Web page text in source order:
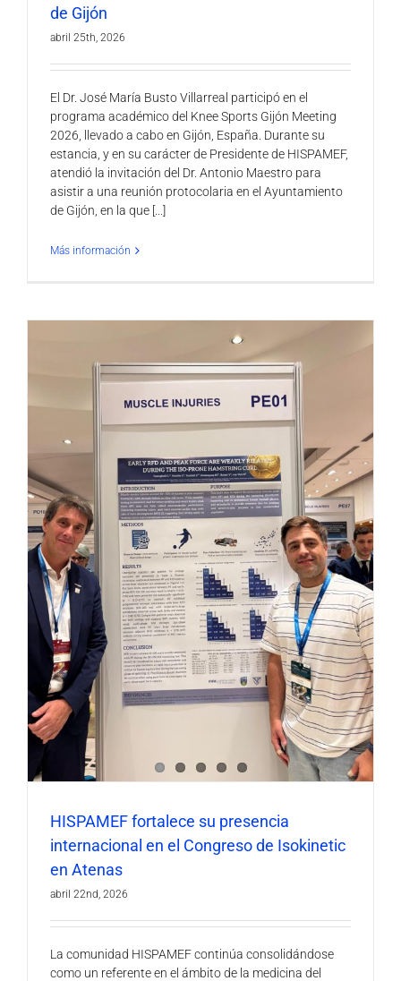
de Gijón
abril 25th, 2026
El Dr. José María Busto Villarreal participó en el
programa académico del Knee Sports Gijón Meeting
2026, llevado a cabo en Gijón, España. Durante su
estancia, y en su carácter de Presidente de HISPAMEF,
atendió la invitación del Dr. Antonio Maestro para
asistir a una reunión protocolaria en el Ayuntamiento
de Gijón, en la que [...]
Más información
HISPAMEF fortalece su presencia
internacional en el Congreso de Isokinetic
en Atenas
abril 22nd, 2026
La comunidad HISPAMEF continúa consolidándose
como un referente en el ámbito de la medicina del